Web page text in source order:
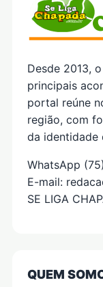
Desde 2013,
principais
portal reúne
região, com
da identidade
WhatsApp
E-mail:
SE LIGA
QUEM